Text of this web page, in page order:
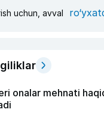
uchun, avval
onalar mehnati